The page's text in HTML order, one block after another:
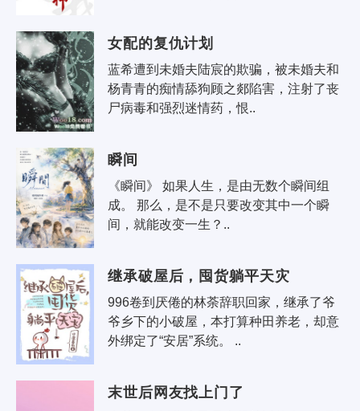
女配的复仇计划
蓝希遭到未婚夫陆宸的欺骗，被未婚夫和
杨青青的痴情舔狗顾之郯陷害，注射了丧
尸病毒和强烈迷情药，恨..
瞬间
《瞬间》 如果人生，是由无数个瞬间组
成。 那么，是不是只要改变其中一个瞬
间，就能改变一生？..
继承破屋后，囤货躺平天灾
996卷到厌倦的林荼辞职回家，继承了爷
爷乡下的小破屋，本打算种田养老，却意
外绑定了“安居”系统。 ..
末世后网友找上门了